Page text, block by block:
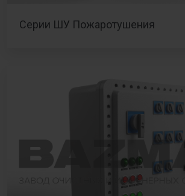
Серии ШУ Пожаротушения